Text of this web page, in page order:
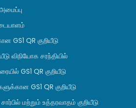
GS1 QR குறியீடு
விநியோக சரந்தியில்
GS1 QR குறியீடு
GS1 QR குறியீடு
மற்றும் உத்தரவாதம் குறியீடு